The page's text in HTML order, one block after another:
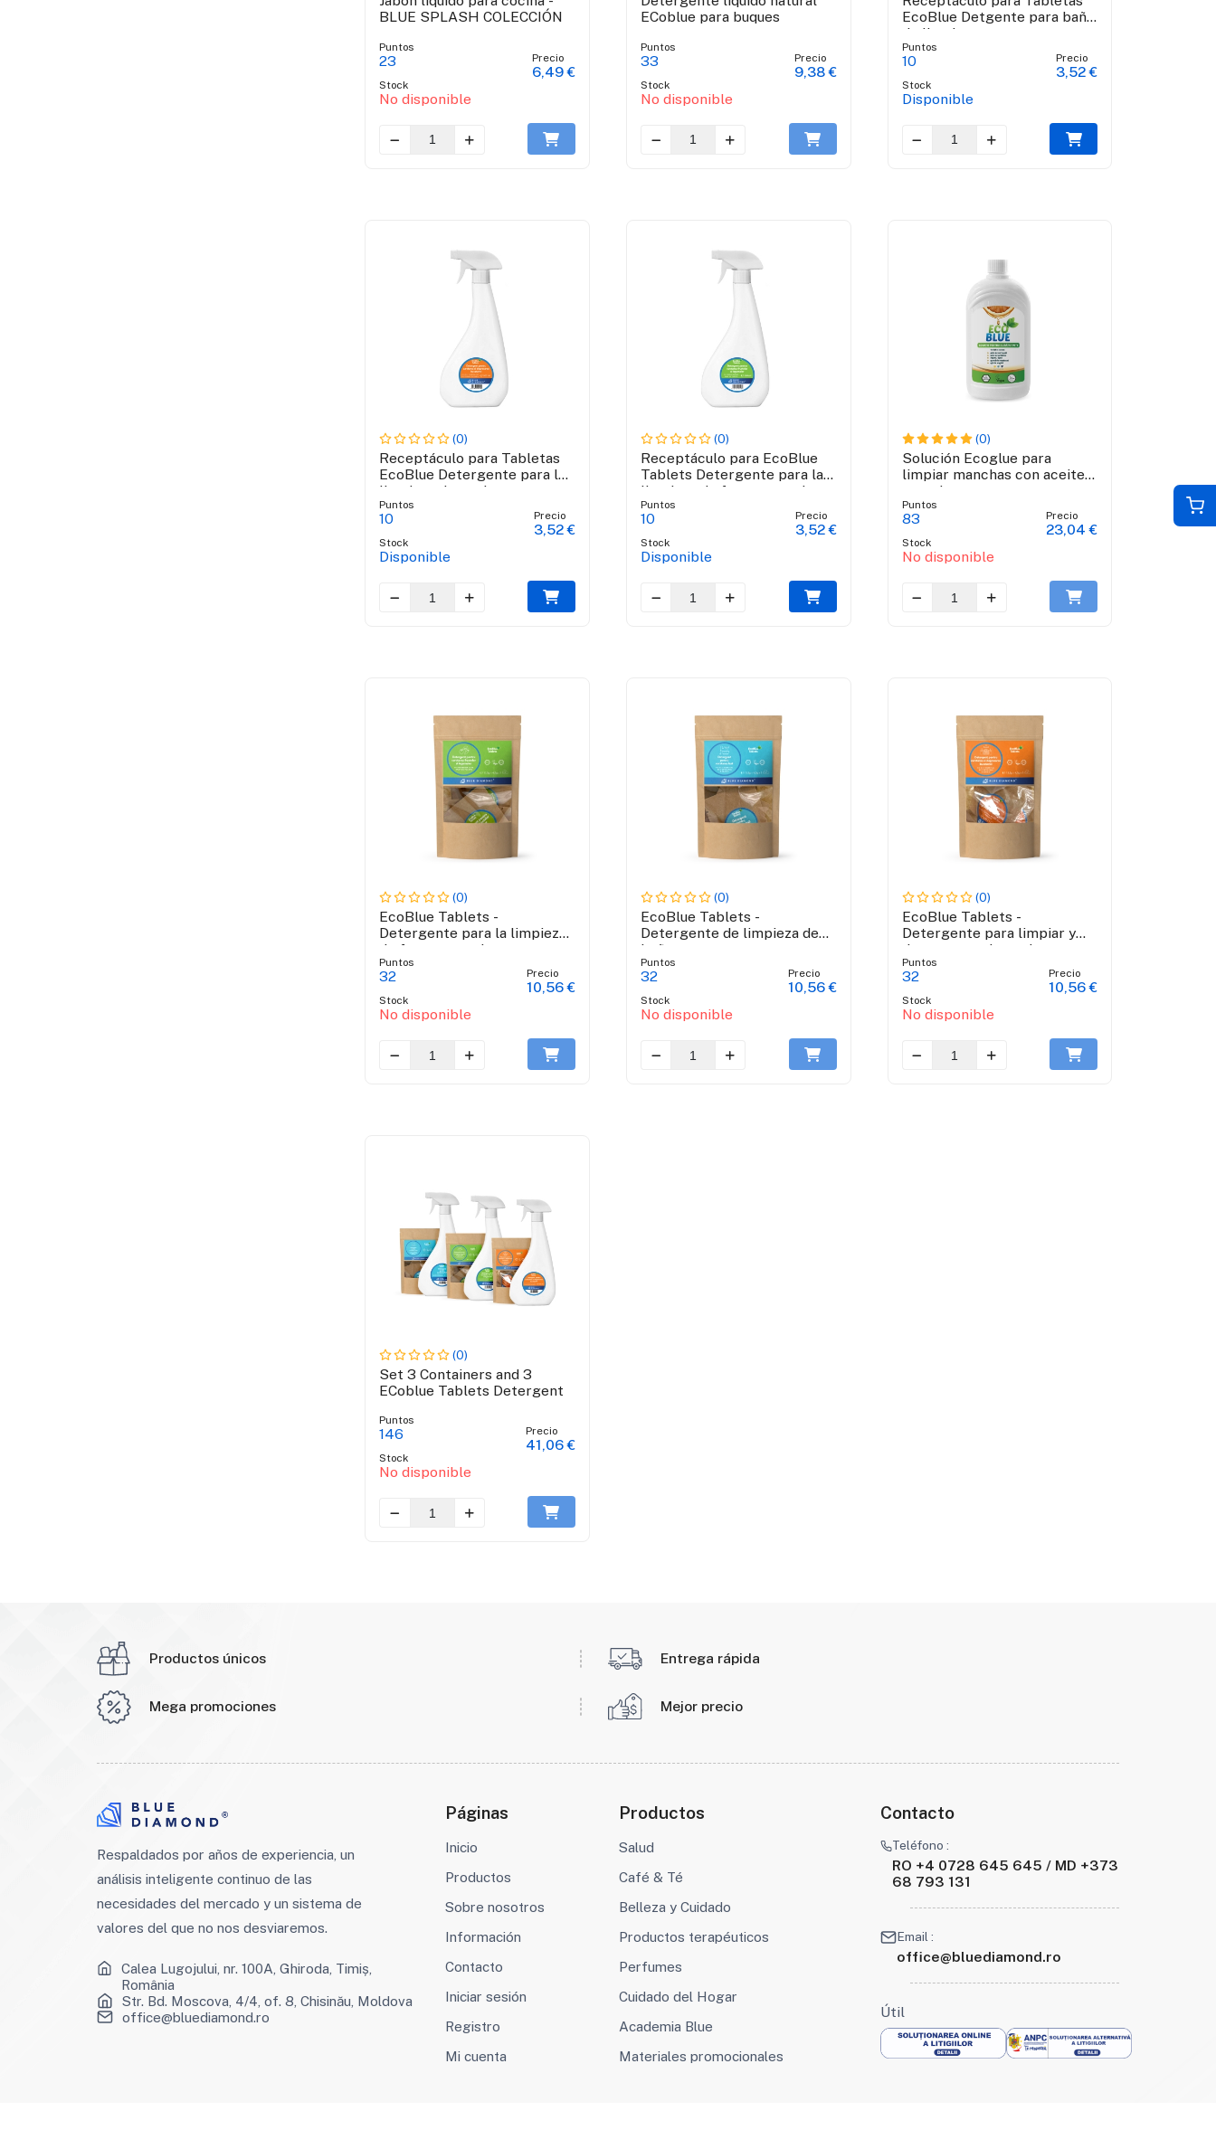
BLUE SPLASH COLECCIÓN
Puntos
23
Stock
No disponible
Precio
6,49 €
ECoblue para buques
Puntos
33
Stock
No disponible
Precio
9,38 €
EcoBlue Detgente para baño
de limpieza
Puntos
10
Stock
Disponible
Precio
3,52 €
(0)
Receptáculo para Tabletas
EcoBlue Detergente para la
limpieza de cocina
Puntos
10
Stock
Disponible
Precio
3,52 €
(0)
Receptáculo para EcoBlue
Tablets Detergente para la
limpieza de frutas y verduras
Puntos
10
Stock
Disponible
Precio
3,52 €
(0)
Solución Ecoglue para
limpiar manchas con aceite
naranja
Puntos
83
Stock
No disponible
Precio
23,04 €
(0)
EcoBlue Tablets -
Detergente para la limpieza
de frutas y verduras
Puntos
32
Stock
No disponible
Precio
10,56 €
(0)
EcoBlue Tablets -
Detergente de limpieza de
baño
Puntos
32
Stock
No disponible
Precio
10,56 €
(0)
EcoBlue Tablets -
Detergente para limpiar y
desengrasar la cocina
Puntos
32
Stock
No disponible
Precio
10,56 €
(0)
Set 3 Containers and 3
ECoblue Tablets Detergent
Puntos
146
Stock
No disponible
Precio
41,06 €
Productos únicos Entrega rápida
Mega promociones Mejor precio
Respaldados por años de experiencia, un
análisis inteligente continuo de las
necesidades del mercado y un sistema de
valores del que no nos desviaremos.
Calea Lugojului, nr. 100A, Ghiroda, Timiș,
România
Str. Bd. Moscova, 4/4, of. 8, Chisinău, Moldova
office@bluediamond.ro
Páginas
Inicio
Productos
Sobre nosotros
Información
Contacto
Iniciar sesión
Registro
Mi cuenta
Productos
Salud
Café & Té
Belleza y Cuidado
Productos terapéuticos
Perfumes
Cuidado del Hogar
Academia Blue
Materiales promocionales
Contacto
Teléfono :
RO +4 0728 645 645 / MD +373
68 793 131
Email :
office@bluediamond.ro
Útil